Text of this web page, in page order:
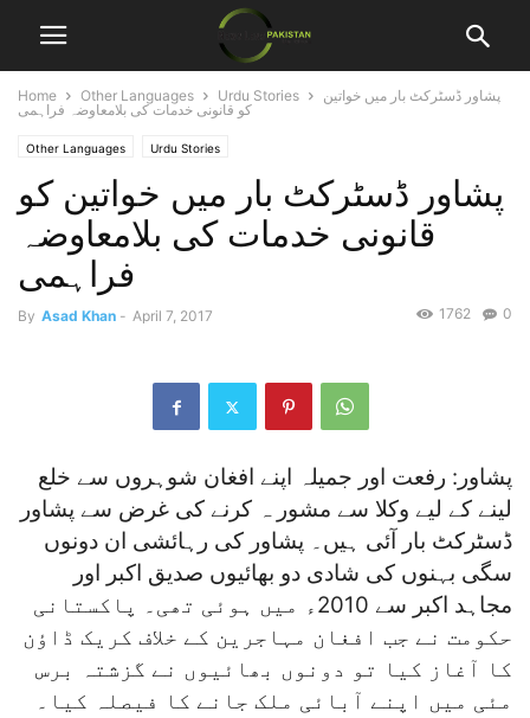
Home Other Languages Urdu Stories
پشاور ڈسٹرکٹ بار میں خواتین
کو قانونی خدمات کی بلامعاوضہ فراہمی
Other Languages Urdu Stories
پشاور ڈسٹرکٹ بار میں خواتین کو
قانونی خدمات کی بلامعاوضہ
فراہمی
By Asad Khan - April 7, 2017 0
1762
پشاور: رفعت اور جمیلہ اپنے افغان شوہروں سے خلع
لینے کے لیے وکلا سے مشور ہ کرنے کی غرض سے پشاور
ڈسٹرکٹ بار آئی ہیں۔ پشاور کی رہائشی ان دونوں
سگی بہنوں کی شادی دو بھائیوں صدیق اکبر اور
مجاہد اکبر سے 2010ء میں ہوئی تھی۔ پاکستانی
حکومت نے جب افغان مہاجرین کے خلاف کریک ڈاؤن
کا آغاز کیا تو دونوں بھائیوں نے گزشتہ برس
مئی میں اپنے آبائی ملک جانے کا فیصلہ کیا۔